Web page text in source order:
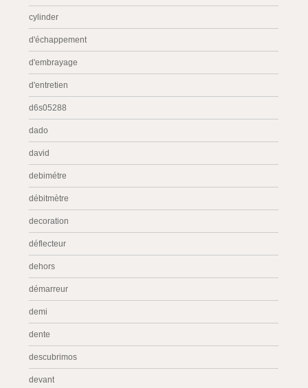
cylinder
d'échappement
d'embrayage
d'entretien
d6s05288
dado
david
debimétre
débitmètre
decoration
déflecteur
dehors
démarreur
demi
dente
descubrimos
devant